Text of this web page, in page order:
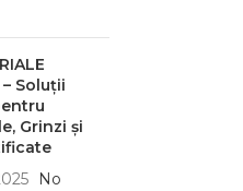
– Soluții
Grinzi și
No